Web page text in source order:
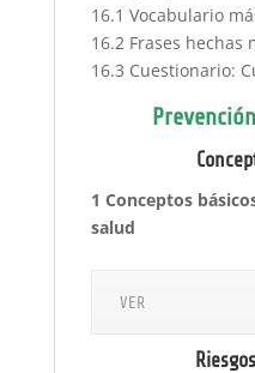
16.1 Vocabulario
16.2 Frases hechas
16.3 Cuestionario:
1 Conceptos
salud
VER